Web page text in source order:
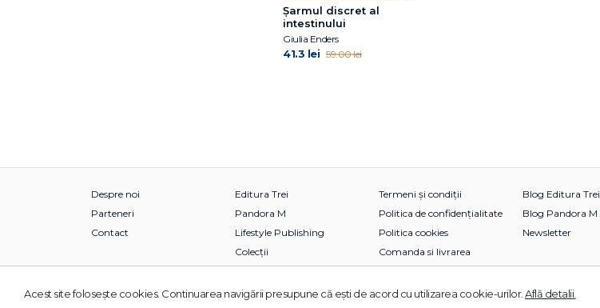
Șarmul discret al
intestinului
Giulia Enders
41.3 lei 59.00 lei
Despre noi
Parteneri
Contact
Editura Trei
Pandora M
Lifestyle Publishing
Colecții
Termeni și condiții
Politica de confidențialitate
Politica cookies
Comanda si livrarea
Blog Editura Trei
Blog Pandora M
Newsletter
© 2026 Grupul Editorial TREI. Toate drepturile rezervate.
Acest site foloseşte cookies. Continuarea navigării presupune că eşti de acord cu utilizarea cookie-urilor. Află detalii.